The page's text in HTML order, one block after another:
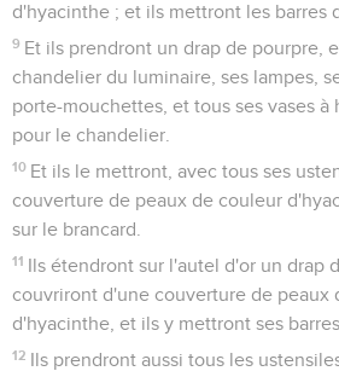
d'hyacinthe ; et ils mettront les barres
9 Et ils prendront un drap de pourpre,
chandelier du luminaire, ses lampes,
porte-mouchettes, et tous ses vases à
pour le chandelier.
10 Et ils le mettront, avec tous ses
couverture de peaux de couleur
sur le brancard.
11 Ils étendront sur l'autel d'or un drap
couvriront d'une couverture de peaux
d'hyacinthe, et ils y mettront ses barres.
12 Ils prendront aussi tous les